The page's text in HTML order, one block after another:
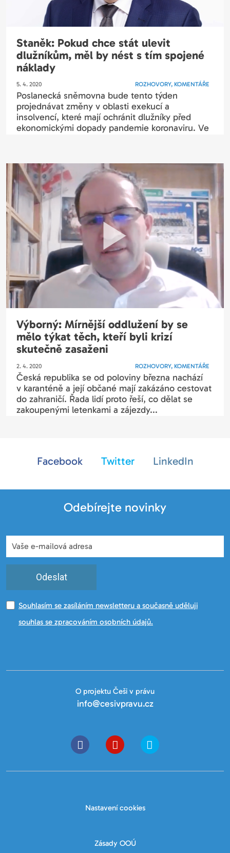
Staněk: Pokud chce stát ulevit
dlužníkům, měl by nést s tím spojené
náklady
5. 4. 2020 ROZHOVORY, KOMENTÁŘE
Poslanecká sněmovna bude tento týden
projednávat změny v oblasti exekucí a
insolvencí, které mají ochránit dlužníky před
ekonomickými dopady pandemie koronaviru. Ve
Výborný: Mírnější oddlužení by se
mělo týkat těch, kteří byli krizí
skutečně zasaženi
2. 4. 2020 ROZHOVORY, KOMENTÁŘE
Česká republika se od poloviny března nachází
v karanténě a její občané mají zakázáno cestovat
do zahraničí. Řada lidí proto řeší, co dělat se
zakoupenými letenkami a zájezdy...
Facebook Twitter LinkedIn
Odebírejte novinky
Odeslat
Souhlasím se zasíláním newsletteru a současně uděluji
souhlas se zpracováním osobních údajů.
O projektu Češi v právu
info@cesivpravu.cz
Nastavení cookies
Zásady OOÚ